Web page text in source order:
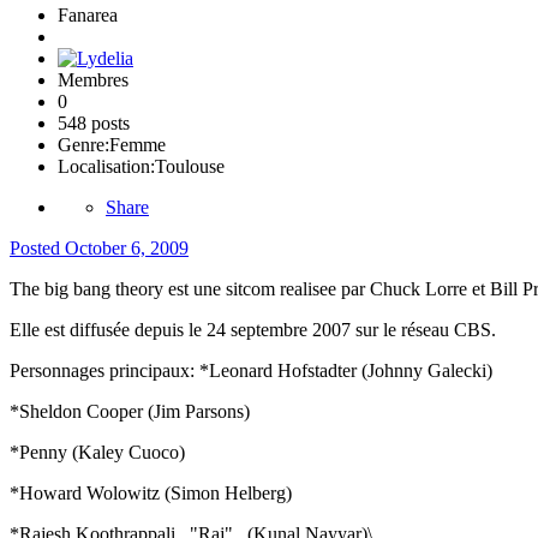
Fanarea
Membres
0
548 posts
Genre:Femme
Localisation:Toulouse
Share
Posted October 6, 2009
The big bang theory est une sitcom realisee par Chuck Lorre et Bill
Elle est diffusée depuis le 24 septembre 2007 sur le réseau CBS.
Personnages principaux: *Leonard Hofstadter (Johnny Galecki)
*Sheldon Cooper (Jim Parsons)
*Penny (Kaley Cuoco)
*Howard Wolowitz (Simon Helberg)
*Rajesh Koothrappali _"Raj"_ (Kunal Nayyar)\